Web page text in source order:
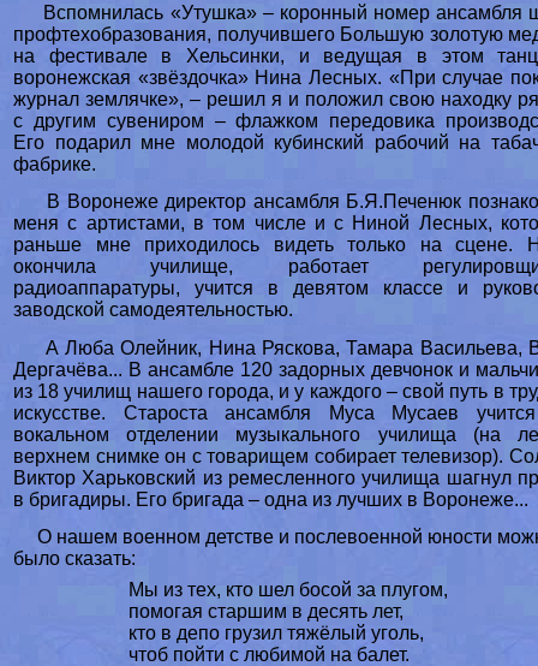
Вспомнилась «Утушка» – коронный номер ансамбля
профтехобразования, получившего Большую золотую
на фестивале в Хельсинки, и ведущая в этом
воронежская «звёздочка» Нина Лесных. «При случае
журнал землячке», – решил я и положил свою находку
с другим сувениром – флажком передовика
Его подарил мне молодой кубинский рабочий на
фабрике.
В Воронеже директор ансамбля Б.Я.Печенюк
меня с артистами, в том числе и с Ниной Лесных,
раньше мне приходилось видеть только на сцене.
окончила училище, работает
радиоаппаратуры, учится в девятом классе и
заводской самодеятельностью.
А Люба Олейник, Нина Ряскова, Тамара Васильева,
Дергачёва... В ансамбле 120 задорных девчонок и
из 18 училищ нашего города, и у каждого – свой путь в
искусстве. Староста ансамбля Муса Мусаев
вокальном отделении музыкального училища (на
верхнем снимке он с товарищем собирает телевизор).
Виктор Харьковский из ремесленного училища шагнул
в бригадиры. Его бригада – одна из лучших в
О нашем военном детстве и послевоенной юности
было сказать:
Мы из тех, кто шел босой за плугом,
помогая старшим в десять лет,
кто в депо грузил тяжёлый уголь,
чтоб пойти с любимой на балет.